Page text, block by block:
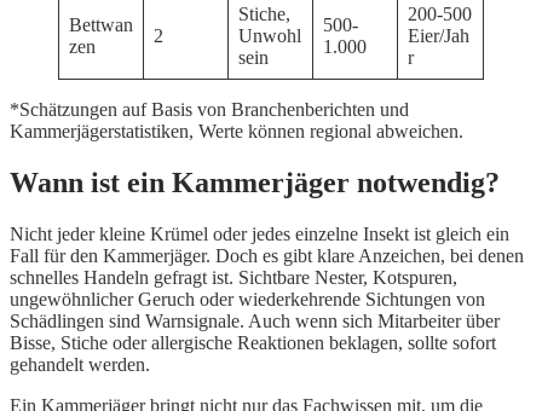
Bettwan
zen
2
Stiche,
Unwohl
sein
500-
1.000
200-500
Eier/Jah
r
*Schätzungen auf Basis von Branchenberichten und
Kammerjägerstatistiken, Werte können regional abweichen.
Wann ist ein Kammerjäger notwendig?
Nicht jeder kleine Krümel oder jedes einzelne Insekt ist gleich ein
Fall für den Kammerjäger. Doch es gibt klare Anzeichen, bei denen
schnelles Handeln gefragt ist. Sichtbare Nester, Kotspuren,
ungewöhnlicher Geruch oder wiederkehrende Sichtungen von
Schädlingen sind Warnsignale. Auch wenn sich Mitarbeiter über
Bisse, Stiche oder allergische Reaktionen beklagen, sollte sofort
gehandelt werden.
Ein Kammerjäger bringt nicht nur das Fachwissen mit, um die